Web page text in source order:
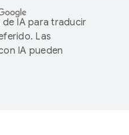
IA para traducir
Las
IA pueden